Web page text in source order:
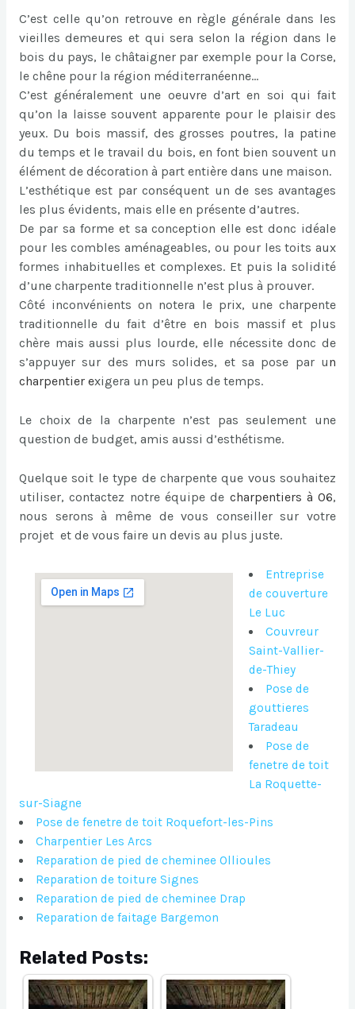
C’est celle qu’on retrouve en règle générale dans les
vieilles demeures et qui sera selon la région dans le
bois du pays, le châtaigner par exemple pour la Corse,
le chêne pour la région méditerranéenne…
C’est généralement une oeuvre d’art en soi qui fait
qu’on la laisse souvent apparente pour le plaisir des
yeux. Du bois massif, des grosses poutres, la patine
du temps et le travail du bois, en font bien souvent un
élément de décoration à part entière dans une maison.
L’esthétique est par conséquent un de ses avantages
les plus évidents, mais elle en présente d’autres.
De par sa forme et sa conception elle est donc idéale
pour les combles aménageables, ou pour les toits aux
formes inhabituelles et complexes. Et puis la solidité
d’une charpente traditionnelle n’est plus à prouver.
Côté inconvénients on notera le prix, une charpente
traditionnelle du fait d’être en bois massif et plus
chère mais aussi plus lourde, elle nécessite donc de
s’appuyer sur des murs solides, et sa pose par un
charpentier exigera un peu plus de temps.
Le choix de la charpente n’est pas seulement une
question de budget, amis aussi d’esthétisme.
Quelque soit le type de charpente que vous souhaitez
utiliser, contactez notre équipe de charpentiers à 06,
nous serons à même de vous conseiller sur votre
projet et de vous faire un devis au plus juste.
Entreprise
de couverture
Le Luc
Couvreur
Saint-Vallier-
de-Thiey
Pose de
gouttieres
Taradeau
Pose de
fenetre de toit
La Roquette-
sur-Siagne
Pose de fenetre de toit Roquefort-les-Pins
Charpentier Les Arcs
Reparation de pied de cheminee Ollioules
Reparation de toiture Signes
Reparation de pied de cheminee Drap
Reparation de faitage Bargemon
Related Posts: